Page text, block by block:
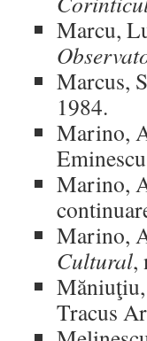
Marcu,
Marcus,
1984.
Marino,
Marino,
Marino,
Cultural,
Tracus